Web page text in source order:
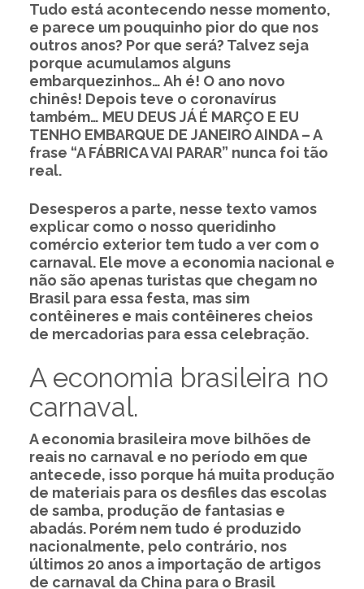
Tudo está acontecendo nesse momento,
e parece um pouquinho pior do que nos
outros anos? Por que será? Talvez seja
porque acumulamos alguns
embarquezinhos… Ah é! O ano novo
chinês! Depois teve o coronavírus
também… MEU DEUS JÁ É MARÇO E EU
TENHO EMBARQUE DE JANEIRO AINDA – A
frase “A FÁBRICA VAI PARAR” nunca foi tão
real.
Desesperos a parte, nesse texto vamos
explicar como o nosso queridinho
comércio exterior tem tudo a ver com o
carnaval. Ele move a economia nacional e
não são apenas turistas que chegam no
Brasil para essa festa, mas sim
contêineres e mais contêineres cheios
de mercadorias para essa celebração.
A economia brasileira no
carnaval.
A economia brasileira move bilhões de
reais no carnaval e no período em que
antecede, isso porque há muita produção
de materiais para os desfiles das escolas
de samba, produção de fantasias e
abadás. Porém nem tudo é produzido
nacionalmente, pelo contrário, nos
últimos 20 anos a importação de artigos
de carnaval da China para o Brasil